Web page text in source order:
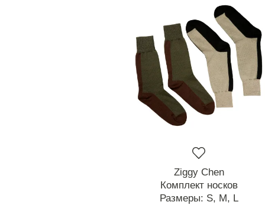
Ziggy Chen
Комплект носков
Размеры: S, M, L